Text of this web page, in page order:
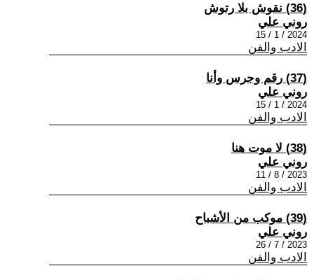
(36) نقوش بلا رتوش
روني علي
2024 / 1 / 15
الادب والفن
(37) رقم وجرس وأنا
روني علي
2024 / 1 / 15
الادب والفن
(38) لا موت هنا
روني علي
2023 / 8 / 11
الادب والفن
(39) موكب من الأشباح
روني علي
2023 / 7 / 26
الادب والفن